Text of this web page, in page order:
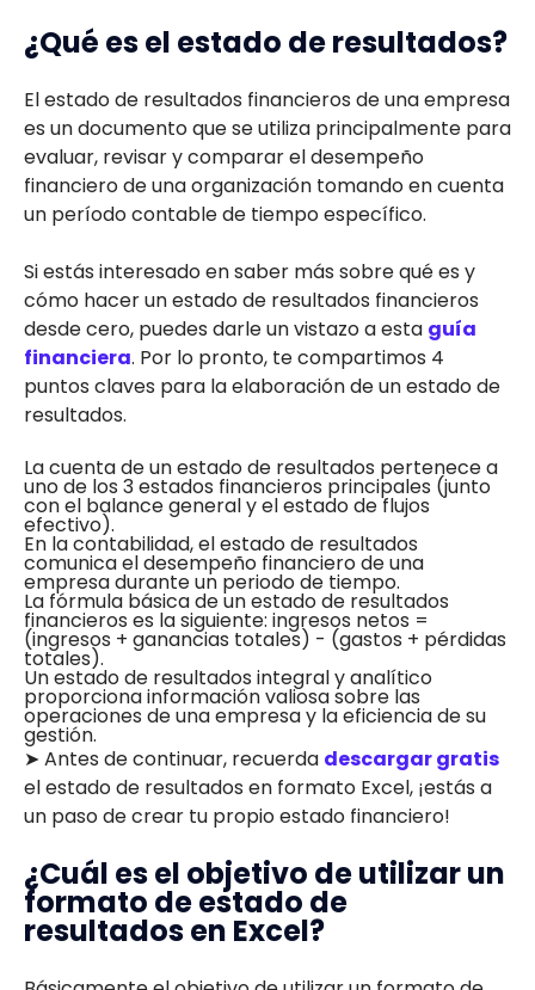
¿Qué es el estado de resultados?
El estado de resultados financieros de una empresa
es un documento que se utiliza principalmente para
evaluar, revisar y comparar el desempeño
financiero de una organización tomando en cuenta
un período contable de tiempo específico.
Si estás interesado en saber más sobre qué es y
cómo hacer un estado de resultados financieros
desde cero, puedes darle un vistazo a esta guía
financiera. Por lo pronto, te compartimos 4
puntos claves para la elaboración de un estado de
resultados.
La cuenta de un estado de resultados pertenece a
uno de los 3 estados financieros principales (junto
con el balance general y el estado de flujos
efectivo).
En la contabilidad, el estado de resultados
comunica el desempeño financiero de una
empresa durante un periodo de tiempo.
La fórmula básica de un estado de resultados
financieros es la siguiente: ingresos netos =
(ingresos + ganancias totales) - (gastos + pérdidas
totales).
Un estado de resultados integral y analítico
proporciona información valiosa sobre las
operaciones de una empresa y la eficiencia de su
gestión.
➤ Antes de continuar, recuerda descargar gratis
el estado de resultados en formato Excel, ¡estás a
un paso de crear tu propio estado financiero!
¿Cuál es el objetivo de utilizar un
formato de estado de
resultados en Excel?